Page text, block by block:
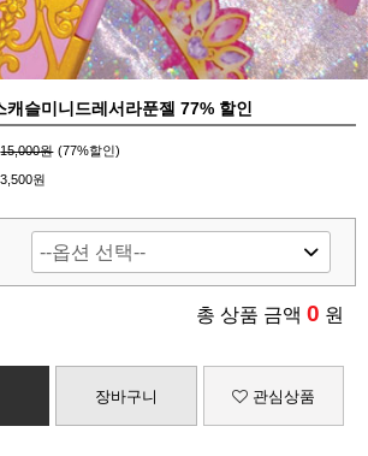
슬미니드레서라푼젤 77% 할인
15,000원 (77%할인)
3,500원
총 상품 금액 0 원
장바구니 관심상품